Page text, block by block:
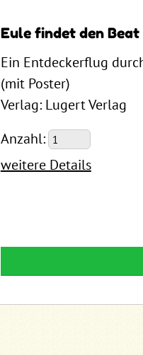
Eule findet den
Ein Entdeckerflug
(mit Poster)
Verlag: Lugert Verlag
Anzahl:
weitere Details